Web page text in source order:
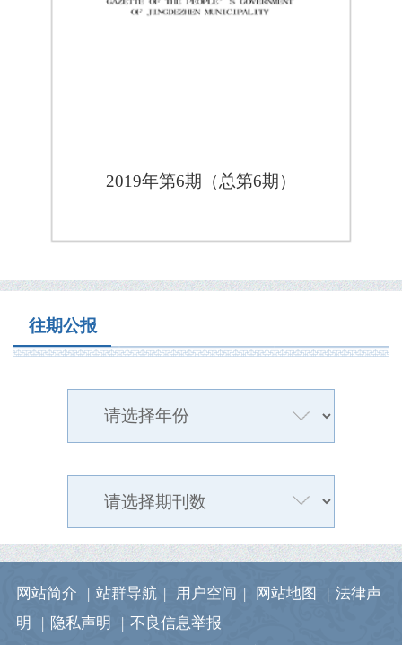
2019年第6期（总第6期）
往期公报
网站简介 | 站群导航 | 用户空间 | 网站地图 | 法律声
明
| 隐私声明 | 不良信息举报